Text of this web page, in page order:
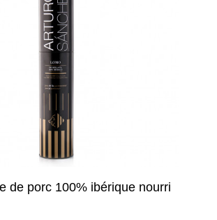
de porc 100% ibérique nourri